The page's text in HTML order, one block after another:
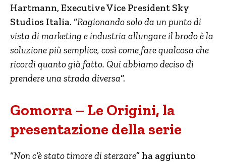
Hartmann, Executive Vice President Sky
Studios Italia. “Ragionando solo da un punto di
vista di marketing e industria allungare il brodo è la
soluzione più semplice, così come fare qualcosa che
ricordi quanto già fatto. Qui abbiamo deciso di
prendere una strada diversa“.
Gomorra – Le Origini, la
presentazione della serie
“Non c’è stato timore di sterzare” ha aggiunto